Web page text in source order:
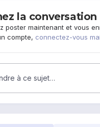
la conversation
poster maintenant et vous
compte, connectez-vous
à ce sujet…